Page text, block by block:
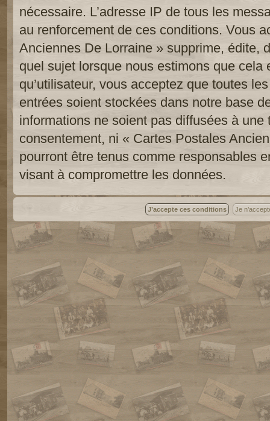
nécessaire. L’adresse IP de tous les
au renforcement de ces conditions. Vous
Anciennes De Lorraine » supprime, édite,
quel sujet lorsque nous estimons que cela
qu’utilisateur, vous acceptez que toutes
entrées soient stockées dans notre base
informations ne soient pas diffusées à une
consentement, ni « Cartes Postales
pourront être tenus comme responsables
visant à compromettre les données.